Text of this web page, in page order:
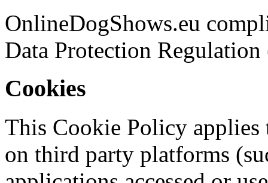
OnlineDogShows.eu
Data Protection
Cookies
This Cookie Policy applies
on third party platforms